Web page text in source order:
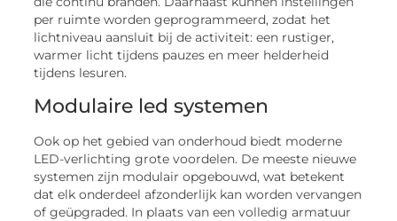
per ruimte worden geprogrammeerd, zodat het
lichtniveau aansluit bij de activiteit: een rustiger,
warmer licht tijdens pauzes en meer helderheid
tijdens lesuren.
Modulaire led systemen
Ook op het gebied van onderhoud biedt moderne
LED-verlichting grote voordelen. De meeste nieuwe
systemen zijn modulair opgebouwd, wat betekent
dat elk onderdeel afzonderlijk kan worden vervangen
of geüpgraded. In plaats van een volledig armatuur